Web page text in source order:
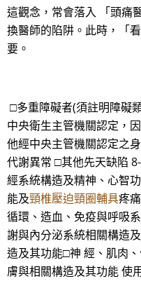
這觀念，常會落入 「頭痛
換醫師的陷阱。此時，「
要。
□多重障礙者(須註明障礙類
中央衛生主管機關認定，
他經中央主管機關認定之
代謝異常 □其他先天缺陷
經系統構造及精神、心智
能及頸椎壓迫頸圈輔具疼
循環、造血、免疫與呼吸
謝與內分泌系統相關構造
造及其功能□神 經、肌肉
膚與相關構造及其功能 使